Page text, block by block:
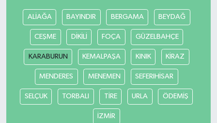
ALİAĞA BAYINDIR BERGAMA BEYDAĞ
CEŞME DİKİLİ FOÇA GÜZELBAHÇE
KARABURUN KEMALPAŞA KINIK KİRAZ
MENDERES MENEMEN SEFERIHİSAR
SELÇUK TORBALI TİRE URLA ÖDEMİŞ
İZMİR